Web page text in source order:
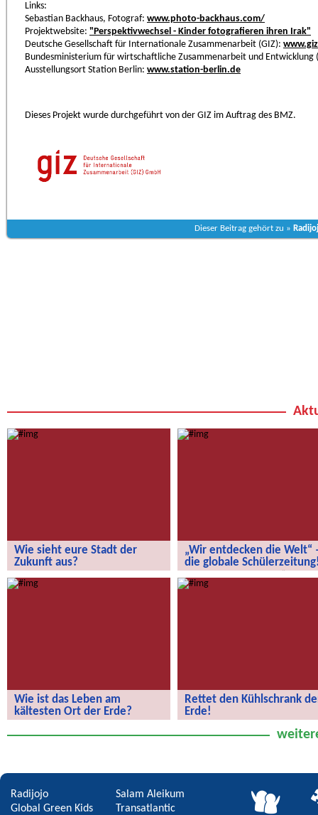
Links:
Sebastian Backhaus, Fotograf: www.photo-backhaus.com/
Projektwebsite: "Perspektivwechsel - Kinder fotografieren ihren Irak"
Deutsche Gesellschaft für Internationale Zusammenarbeit (GIZ):
Bundesministerium für wirtschaftliche Zusammenarbeit und Entwicklung
Ausstellungsort Station Berlin: www.station-berlin.de
Dieses Projekt wurde durchgeführt von der GIZ im Auftrag des BMZ.
Dieser Beitrag gehört zu »
Wie sieht eure Stadt der
Zukunft aus?
„Wir entdecken die Welt“
die globale
globale Schülerzeitung!
Wie ist das Leben am
kältesten Ort der Erde?
der Erde?
Rettet den Kühlschrank
Erde!
Radijojo
Global Green Kids
Salam Aleikum
Transatlantic